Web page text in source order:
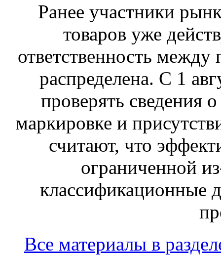
Ранее участники
товаров уже
ответственность
распределена. С 1
проверять сведения
маркировке и
считают, что
ограниченной
классификационные
Все материалы в